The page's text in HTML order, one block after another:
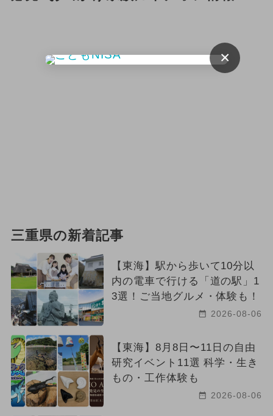
三重県の新着記事
【東海】駅から歩いて10分以
内の電車で行ける「道の駅」1
3選！ご当地グルメ・体験も！
2026-08-06
【東海】8月8日〜11日の自由
研究イベント11選 科学・生き
もの・工作体験も
2026-08-06
×